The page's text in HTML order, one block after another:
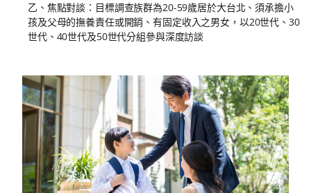
乙、焦點對談：目標調查族群為20-59歲居於大台北、須承擔小
孩及父母的撫養責任或開銷、有固定收入之男女，以20世代、30
世代、40世代及50世代分組參與深度訪談